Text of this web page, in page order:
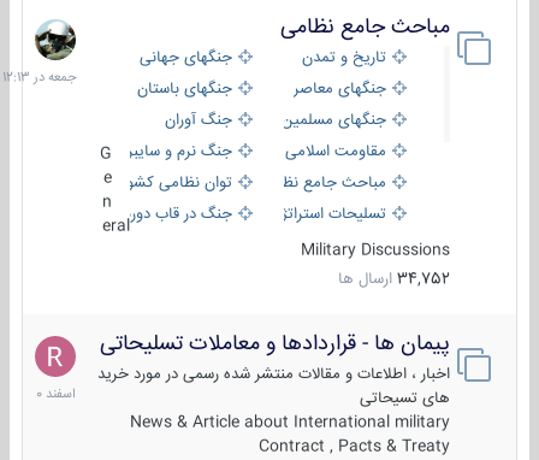
مباحث جامع نظامی
تاریخ و تمدن
جنگهای جهانی
جنگهای معاصر
جنگهای باستان
جنگهای مسلمین
جنگ آوران
مقاومت اسلامی
جنگ نرم و سایبری
مباحث جامع نظامی
توان نظامی کشورها
تسلیحات استراتژیک
جنگ در قاب دوربین
eral
Military Discussions
34,752 ارسال ها
جمعه
در
12:13
پیمان ها - قراردادها و معاملات تسلیحاتی
اخبار ، اطلاعات و مقالات منتشر شده رسمی در مورد خرید
های تسیحاتی
News & Article about International military
Contract , Pacts & Treaty
7
اسفند
1400